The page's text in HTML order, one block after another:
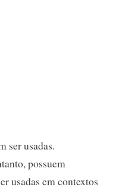
ser usadas.
possuem
usadas em contextos